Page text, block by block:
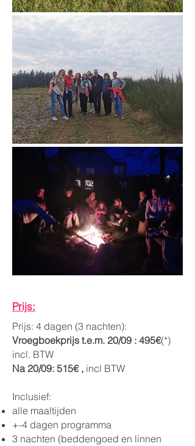
Prijs:
Prijs: 4 dagen (3 nachten):
Vroegboekprijs t.e.m. 20/09 : 495€(*)
incl. BTW
Na 20/09: 515€ , incl BTW
Inclusief:
alle maaltijden
+-4 dagen programma
3 nachten (beddengoed en linnen